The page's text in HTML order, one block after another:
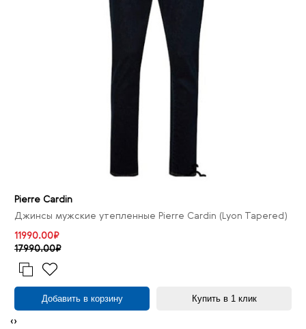
Pierre Cardin
Джинсы мужские утепленные Pierre Cardin (Lyon Tapered)
11990.00₽
17990.00₽
Добавить в корзину Купить в 1 клик
‹›